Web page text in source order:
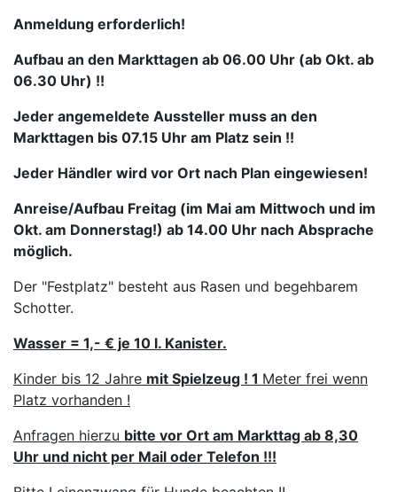
Anmeldung erforderlich!
Aufbau an den Markttagen ab 06.00 Uhr (ab Okt. ab
06.30 Uhr) !!
Jeder angemeldete Aussteller muss an den
Markttagen bis 07.15 Uhr am Platz sein !!
Jeder Händler wird vor Ort nach Plan eingewiesen!
Anreise/Aufbau Freitag (im Mai am Mittwoch und im
Okt. am Donnerstag!) ab 14.00 Uhr nach Absprache
möglich.
Der "Festplatz" besteht aus Rasen und begehbarem
Schotter.
Wasser = 1,- € je 10 l. Kanister.
Kinder bis 12 Jahre mit Spielzeug ! 1 Meter frei wenn
Platz vorhanden !
Anfragen hierzu bitte vor Ort am Markttag ab 8,30
Uhr und nicht per Mail oder Telefon !!!